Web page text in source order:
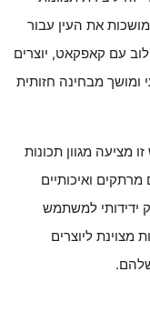
את העין עבור
עם קאפקאט, יוצרים
ומושך מבחינה חזותית
מציעה מגוון תכונות
ואיכותיים
ידידותי למשתמש
מצוינת ליוצרים